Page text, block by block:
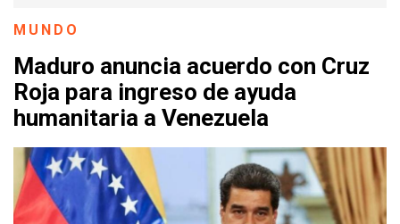
MUNDO
Maduro anuncia acuerdo con Cruz
Roja para ingreso de ayuda
humanitaria a Venezuela